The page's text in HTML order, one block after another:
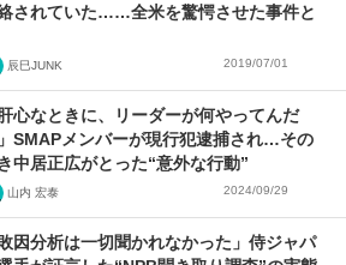
されていた……全米を驚愕させた事件と
辰巳JUNK 2019/07/01
肝心なときに、リーダーが何やってんだ
SMAPメンバーが現行犯逮捕され…その
中居正広がとった“意外な行動”
山内 宏泰 2024/09/29
敗因分析は一切聞かれなかった」侍ジャパ